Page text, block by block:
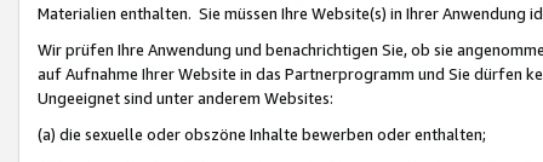
Materialien enthalten. Sie müssen Ihre Website(s) in Ihrer Anwendung
Wir prüfen Ihre Anwendung und benachrichtigen Sie, ob sie
auf Aufnahme Ihrer Website in das Partnerprogramm und Sie dürfen
Ungeeignet sind unter anderem Websites:
(a) die sexuelle oder obszöne Inhalte bewerben oder enthalten;